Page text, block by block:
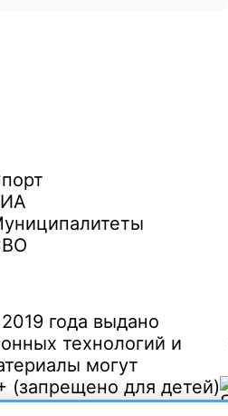
года выдано
технологий и
могут
(запрещено для детей)